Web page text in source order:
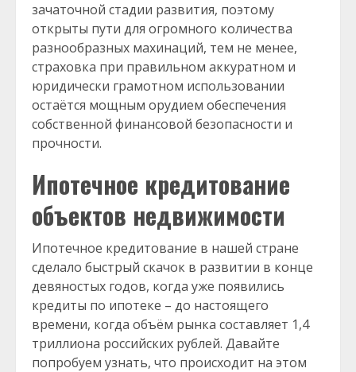
зачаточной стадии развития, поэтому
открыты пути для огромного количества
разнообразных махинаций, тем не менее,
страховка при правильном аккуратном и
юридически грамотном использовании
остаётся мощным орудием обеспечения
собственной финансовой безопасности и
прочности.
Ипотечное кредитование
объектов недвижимости
Ипотечное кредитование в нашей стране
сделало быстрый скачок в развитии в конце
девяностых годов, когда уже появились
кредиты по ипотеке – до настоящего
времени, когда объём рынка составляет 1,4
триллиона российских рублей. Давайте
попробуем узнать, что происходит на этом